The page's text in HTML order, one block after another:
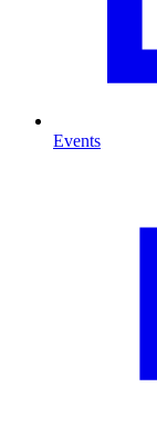
Events